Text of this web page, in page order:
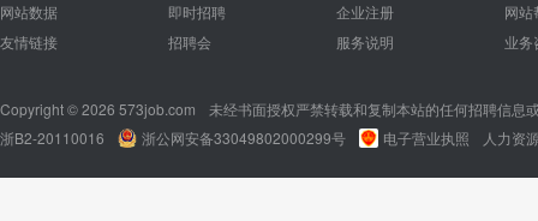
网站数据
友情链接
即时招聘
招聘会
企业注册
服务说明
网站
业务
Copyright © 2026 573job.com
未经书面授权严禁转载和复制本站的任何招聘信息
浙B2-20110016
浙公网安备33049802000299号 电子营业执照 人力资